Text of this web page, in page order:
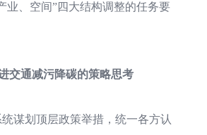
业、空间”四大结构调整的任务要
交通减污降碳的策略思考
谋划顶层政策举措，统一各方认